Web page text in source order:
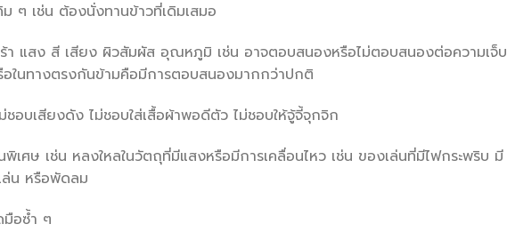
ๆ เช่น ต้องนั่งทานข้าวที่เดิมเสมอ
า แสง สี เสียง ผิวสัมผัส อุณหภูมิ เช่น อาจตอบสนองหรือไม่ตอบสนองต่อความเจ็บ
ในทางตรงกันข้ามคือมีการตอบสนองมากกว่าปกติ
อบเสียงดัง ไม่ชอบใส่เสื้อผ้าพอดีตัว ไม่ชอบให้จู้จี้จุกจิก
เศษ เช่น หลงใหลในวัตถุที่มีแสงหรือมีการเคลื่อนไหว เช่น ของเล่นที่มีไฟกระพริบ มี
ล่น หรือพัดลม
มือซ้ำ ๆ